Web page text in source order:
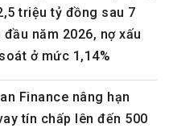
triệu tỷ đồng sau 7
đầu năm 2026, nợ xấu
ở mức 1,14%
Finance nâng hạn
tín chấp lên đến 500